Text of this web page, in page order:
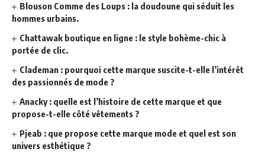
Blouson Comme des Loups : la doudoune qui séduit les
hommes urbains.
Chattawak boutique en ligne : le style bohème-chic à
portée de clic.
Clademan : pourquoi cette marque suscite-t-elle l’intérêt
des passionnés de mode ?
Anacky : quelle est l’histoire de cette marque et que
propose-t-elle côté vêtements ?
Pjeab : que propose cette marque mode et quel est son
univers esthétique ?